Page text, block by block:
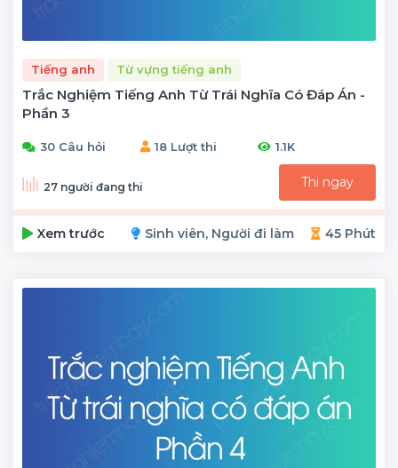
Tiếng anh Từ vựng tiếng anh
Trắc Nghiệm Tiếng Anh Từ Trái Nghĩa Có Đáp Án -
Phần 3
30 Câu hỏi 18 Lượt thi 1.1K
27 người đang thi Thi ngay
Xem trước Sinh viên, Người đi làm 45 Phút